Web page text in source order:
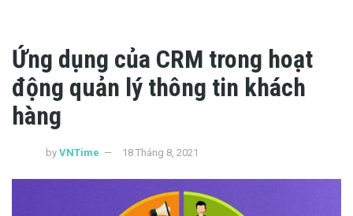
Ứng dụng của CRM trong hoạt
động quản lý thông tin khách
hàng
by VNTime 18 Tháng 8, 2021